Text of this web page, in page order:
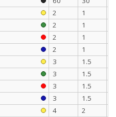
2 1
2 1
2 1
2 1
3 1.5
3 1.5
3 1.5
3 1.5
4 2